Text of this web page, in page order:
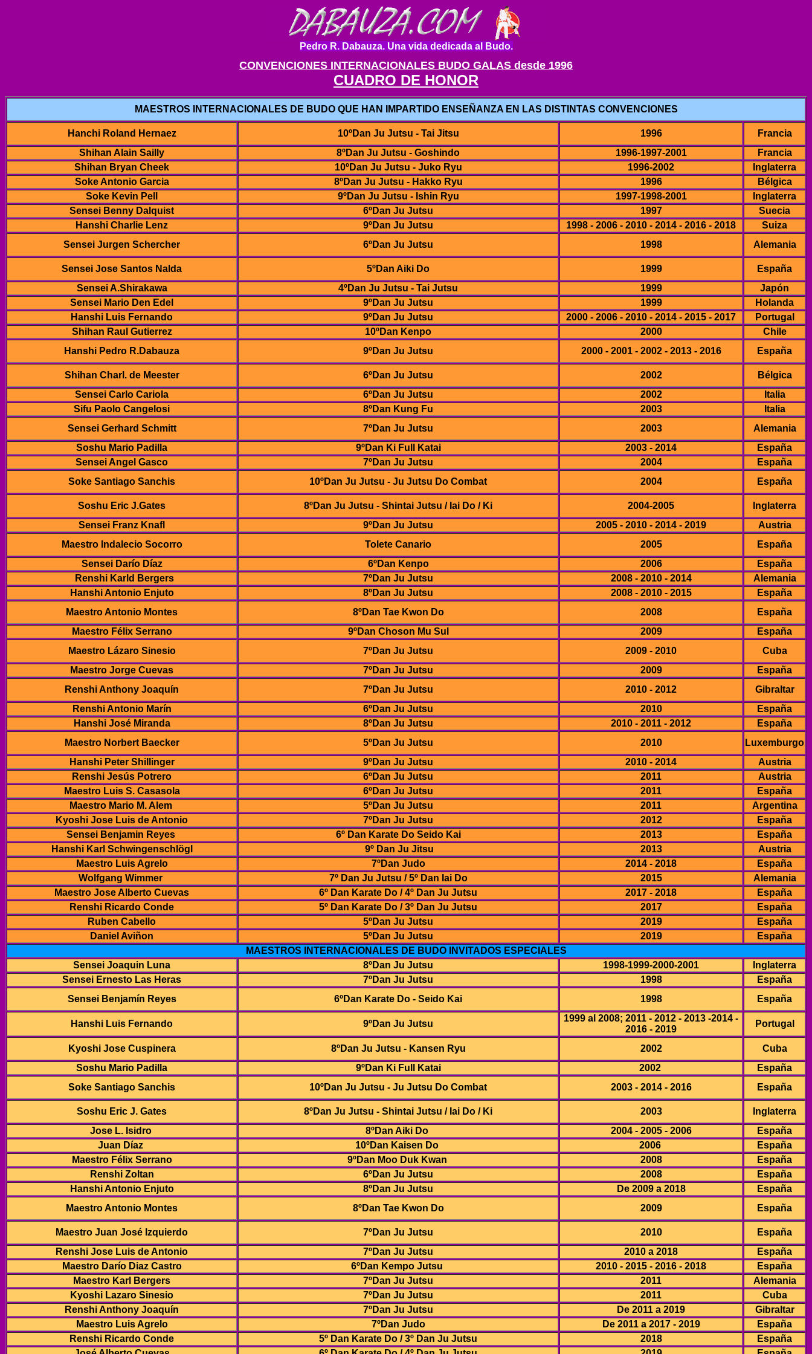
Pedro R. Dabauza. Una vida dedicada al Budo.
CONVENCIONES INTERNACIONALES BUDO GALAS desde 1996
CUADRO DE HONOR
MAESTROS INTERNACIONALES DE BUDO QUE HAN IMPARTIDO ENSEÑANZA EN LAS DISTINTAS CONVENCIONES
Hanchi Roland Hernaez 10ºDan Ju Jutsu - Tai Jitsu 1996
Francia
Shihan Alain Sailly
8ºDan Ju Jutsu - Goshindo 1996-1997-2001
Francia
Shihan Bryan Cheek
10ºDan Ju Jutsu - Juko Ryu 1996-2002
Inglaterra
Soke Antonio Garcia
8ºDan Ju Jutsu - Hakko Ryu 1996
Bélgica
Soke Kevin Pell
9ºDan Ju Jutsu - Ishin Ryu 1997-1998-2001
Inglaterra
Sensei Benny Dalquist
6ºDan Ju Jutsu 1997
Suecia
Hanshi Charlie Lenz
9ºDan Ju Jutsu 1998 - 2006 - 2010 - 2014 - 2016 - 2018
Suiza
Sensei Jurgen Schercher
6ºDan Ju Jutsu 1998 Alemania
Sensei Jose Santos Nalda 5ºDan Aiki Do 1999
España
Sensei A.Shirakawa
4ºDan Ju Jutsu - Tai Jutsu 1999
Japón
Sensei Mario Den Edel
9ºDan Ju Jutsu 1999
Holanda
Hanshi Luis Fernando
9ºDan Ju Jutsu 2000 - 2006 - 2010 - 2014 - 2015 - 2017
Portugal
Shihan Raul Gutierrez
10ºDan Kenpo 2000
Chile
Hanshi Pedro R.Dabauza
9ºDan Ju Jutsu 2000 - 2001 - 2002 - 2013 - 2016 España
Shihan Charl. de Meester 6ºDan Ju Jutsu 2002
Bélgica
Sensei Carlo Cariola
6ºDan Ju Jutsu 2002
Italia
Sifu Paolo Cangelosi
8ºDan Kung Fu 2003
Italia
Sensei Gerhard Schmitt
7ºDan Ju Jutsu 2003
Alemania
Soshu Mario Padilla
9ºDan Ki Full Katai 2003 - 2014
España
Sensei Angel Gasco
7ºDan Ju Jutsu 2004
España
Soke Santiago Sanchis
10ºDan Ju Jutsu - Ju Jutsu Do Combat 2004 España
Soshu Eric J.Gates 8ºDan Ju Jutsu - Shintai Jutsu / Iai Do / Ki 2004-2005
Inglaterra
Sensei Franz Knafl
9ºDan Ju Jutsu 2005 - 2010 - 2014 - 2019
Austria
Maestro Indalecio Socorro
Tolete Canario 2005
España
Sensei Darío Díaz
6ºDan Kenpo 2006
España
Renshi Karld Bergers
7ºDan Ju Jutsu 2008 - 2010 - 2014
Alemania
Hanshi Antonio Enjuto
8ºDan Ju Jutsu 2008 - 2010 - 2015
España
Maestro Antonio Montes
8ºDan Tae Kwon Do 2008
España
Maestro Félix Serrano
9ºDan Choson Mu Sul 2009
España
Maestro Lázaro Sinesio
7ºDan Ju Jutsu 2009 - 2010
Cuba
Maestro Jorge Cuevas
7ºDan Ju Jutsu 2009
España
Renshi Anthony Joaquín
7ºDan Ju Jutsu 2010 - 2012
Gibraltar
Renshi Antonio Marín
6ºDan Ju Jutsu 2010
España
Hanshi José Miranda
8ºDan Ju Jutsu 2010 - 2011 - 2012
España
Maestro Norbert Baecker
5ºDan Ju Jutsu 2010
Luxemburgo
Hanshi Peter Shillinger
9ºDan Ju Jutsu 2010 - 2014
Austria
Renshi Jesús Potrero
6ºDan Ju Jutsu 2011
Austria
Maestro Luis S. Casasola
6ºDan Ju Jutsu 2011
España
Maestro Mario M. Alem
5ºDan Ju Jutsu 2011
Argentina
Kyoshi Jose Luis de Antonio
7ºDan Ju Jutsu 2012
España
Sensei Benjamin Reyes
6º Dan Karate Do Seido Kai 2013
España
Hanshi Karl Schwingenschlögl
9º Dan Ju Jitsu 2013
Austria
Maestro Luis Agrelo
7ºDan Judo 2014 - 2018
España
Wolfgang Wimmer
7º Dan Ju Jutsu / 5º Dan Iai Do 2015
Alemania
Maestro Jose Alberto Cuevas
6º Dan Karate Do / 4º Dan Ju Jutsu 2017 - 2018
España
Renshi Ricardo Conde
5º Dan Karate Do / 3º Dan Ju Jutsu 2017
España
Ruben Cabello
5ºDan Ju Jutsu 2019
España
Daniel Aviñon
5ºDan Ju Jutsu 2019
España
MAESTROS INTERNACIONALES DE BUDO INVITADOS ESPECIALES
Sensei Joaquin Luna
8ºDan Ju Jutsu 1998-1999-2000-2001
Inglaterra
Sensei Ernesto Las Heras
7ºDan Ju Jutsu 1998
España
Sensei Benjamín Reyes
6ºDan Karate Do - Seido Kai 1998 España
Hanshi Luis Fernando 9ºDan Ju Jutsu
1999 al 2008; 2011 - 2012 - 2013 -2014 -
2016 - 2019
Portugal
Kyoshi Jose Cuspinera 8ºDan Ju Jutsu - Kansen Ryu 2002
Cuba
Soshu Mario Padilla
9ºDan Ki Full Katai 2002
España
Soke Santiago Sanchis
10ºDan Ju Jutsu - Ju Jutsu Do Combat 2003 - 2014 - 2016 España
Soshu Eric J. Gates 8ºDan Ju Jutsu - Shintai Jutsu / Iai Do / Ki 2003
Inglaterra
Jose L. Isidro
8ºDan Aiki Do 2004 - 2005 - 2006
España
Juan Díaz
10ºDan Kaisen Do 2006
España
Maestro Félix Serrano
9ºDan Moo Duk Kwan 2008
España
Renshi Zoltan
6ºDan Ju Jutsu 2008
España
Hanshi Antonio Enjuto
8ºDan Ju Jutsu De 2009 a 2018
España
Maestro Antonio Montes
8ºDan Tae Kwon Do 2009 España
Maestro Juan José Izquierdo 7ºDan Ju Jutsu 2010
España
Renshi Jose Luis de Antonio
7ºDan Ju Jutsu 2010 a 2018
España
Maestro Darío Diaz Castro
6ºDan Kempo Jutsu 2010 - 2015 - 2016 - 2018
España
Maestro Karl Bergers
7ºDan Ju Jutsu 2011
Alemania
Kyoshi Lazaro Sinesio
7ºDan Ju Jutsu 2011
Cuba
Renshi Anthony Joaquín
7ºDan Ju Jutsu De 2011 a 2019
Gibraltar
Maestro Luis Agrelo
7ºDan Judo De 2011 a 2017 - 2019
España
Renshi Ricardo Conde
5º Dan Karate Do / 3º Dan Ju Jutsu 2018
España